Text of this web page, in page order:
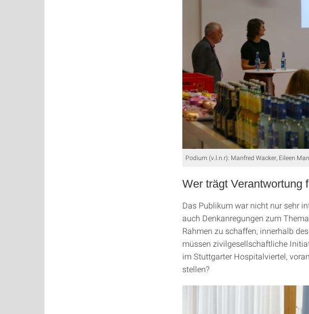
Podium (v.l.n.r): Manfred Wacker, Eileen
Wer trägt Verantwortung
Das Publikum war nicht nur sehr
auch Denkanregungen zum
Rahmen zu schaffen, innerhalb
müssen zivilgesellschaftliche
im Stuttgarter Hospitalviertel,
stellen?